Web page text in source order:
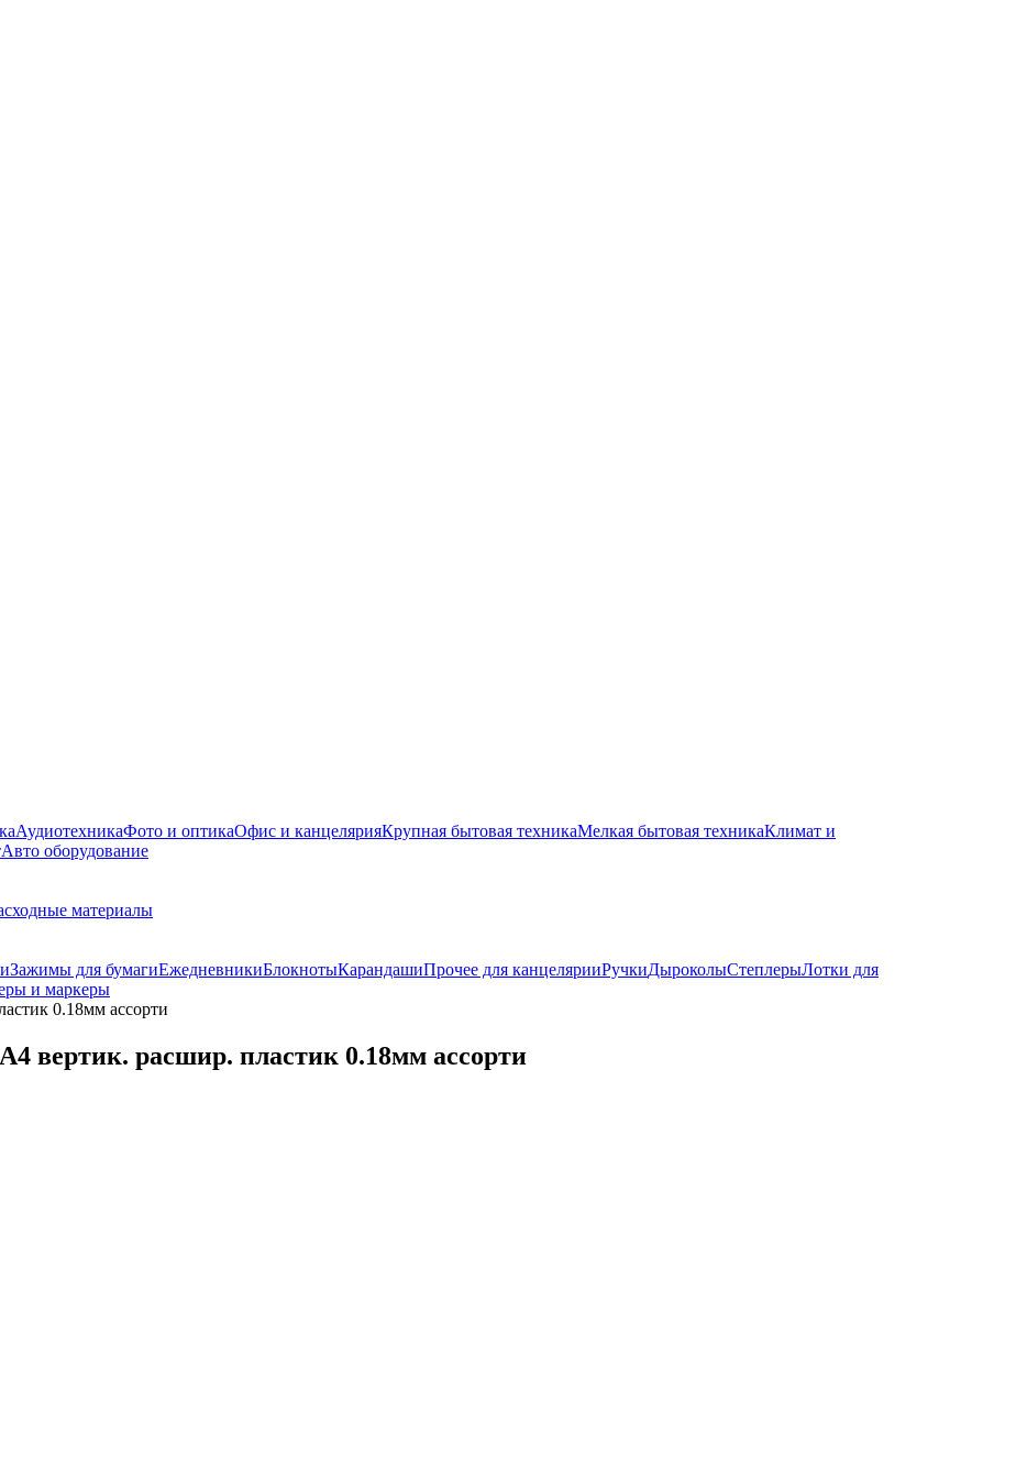
АудиотехникаФото и оптикаОфис и канцелярияКрупная бытовая техникаМелкая бытовая техникаКлимат и
Авто оборудование
материалы
Зажимы для бумагиЕжедневникиБлокнотыКарандашиПрочее для канцелярииРучкиДыроколыСтеплерыЛотки для
и маркеры
0.18мм ассорти
вертик. расшир. пластик 0.18мм ассорти